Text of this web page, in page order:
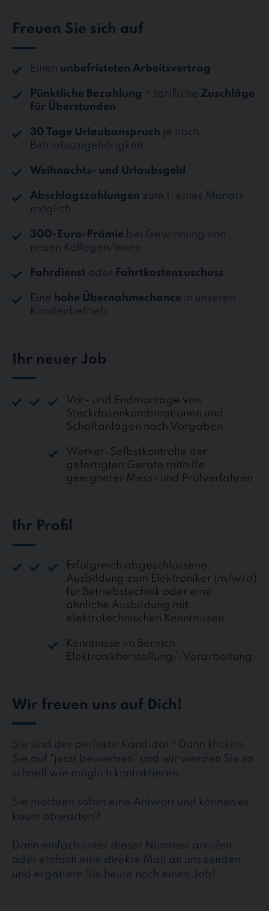
Freuen Sie sich auf
Einen unbefristeten Arbeitsvertrag
Pünktliche Bezahlung + tarifliche Zuschläge
für Überstunden
30 Tage Urlaubanspruch je nach
Betriebszugehörigkeit
Weihnachts- und Urlaubsgeld
Abschlagszahlungen zum 1. eines Monats
möglich
300-Euro-Prämie bei Gewinnung von
neuen Kollegen/innen
Fahrdienst oder Fahrtkostenzuschuss
Eine hohe Übernahmechance in unseren
Kundenbetrieb
Ihr neuer Job
Vor- und Endmontage von
Steckdosenkombinationen und
Schaltanlagen nach Vorgaben
Werker-Selbstkontrolle der
gefertigten Geräte mithilfe
geeigneter Mess- und Prüfverfahren
Ihr Profil
Erfolgreich abgeschlossene
Ausbildung zum Elektroniker (m/w/d)
für Betriebstechnik oder eine
ähnliche Ausbildung mit
elektrotechnischen Kenntnissen
Kenntnisse im Bereich
Elektronikherstellung/-Verarbeitung
Wir freuen uns auf Dich!
Sie sind der perfekte Kandidat? Dann klicken
Sie auf "jetzt bewerben" und wir werden Sie so
schnell wie möglich kontaktieren.
Sie möchten sofort eine Antwort und können es
kaum abwarten?
Dann einfach unter dieser Nummer anrufen
oder einfach eine direkte Mail an uns senden
und ergattern Sie heute noch einen Job!